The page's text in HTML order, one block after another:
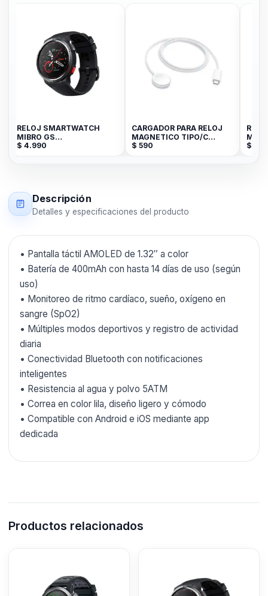
RELOJ SMARTWATCH
MIBRO GS
PRO/1.43/460MAH/
$ 4.990
CARGADOR PARA RELOJ
MAGNETICO TIPO/C
GENERICO
$ 590
$
Descripción
Detalles y especificaciones del producto
• Pantalla táctil AMOLED de 1.32″ a color
• Batería de 400mAh con hasta 14 días de uso (según
uso)
• Monitoreo de ritmo cardíaco, sueño, oxígeno en
sangre (SpO2)
• Múltiples modos deportivos y registro de actividad
diaria
• Conectividad Bluetooth con notificaciones
inteligentes
• Resistencia al agua y polvo 5ATM
• Correa en color lila, diseño ligero y cómodo
• Compatible con Android e iOS mediante app
dedicada
Productos relacionados